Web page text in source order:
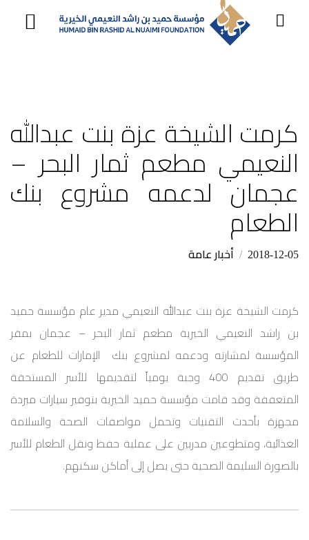
راشد
النعيمي
الخيرية
كرمت الشيخة عزة بنت عبدالله
النعيمي مطعم ثمار البحر –
عجمان لدعمه مشروع بنك
الطعام
2018-12-05 أخبار عامة
كرمت الشيخة عزة بنت عبدالله النعيمي مدير عام مؤسسة حميد
بن راشد النعيمي الخيرية مطعم ثمار البحر – عجمان بمقر
المؤسسة لمشارته ودعمه لمشروع بنك الإمارات للطعام عن
طريق تقديم 400 وجبة يومياً لتقديمها للأسر المستحقة
المتعففة وقد قامت مؤسسة حميد الخيرية بتوفير سيارات مبردة
مجهزة بأحدث التقنيات وتحمل مواصفات الصحة والسلامة
الغذائية، ومتطوعين مدربين على عملية حفظ ونقل الطعام للأسر
بالصورة السليمة الصحية حتى يصل إلى أماكن سكنهم.